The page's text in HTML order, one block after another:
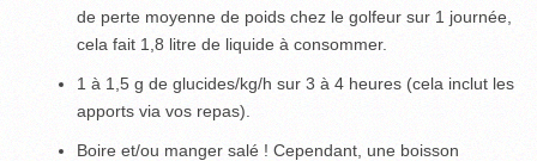
de perte moyenne de poids chez le golfeur sur 1 journée,
cela fait 1,8 litre de liquide à consommer.
1 à 1,5 g de glucides/kg/h sur 3 à 4 heures (cela inclut les
apports via vos repas).
Boire et/ou manger salé ! Cependant, une boisson